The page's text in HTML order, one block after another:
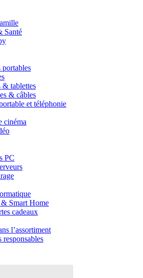
Santé
portables
& tablettes
& câbles
et téléphonie
cinéma
PC
Smart Home
cadeaux
l’assortiment
responsables